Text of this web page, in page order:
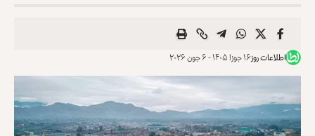
اطلاعات روز۱۶ جوزا ۱۴۰۵ - ۶ جون ۲۰۲۶